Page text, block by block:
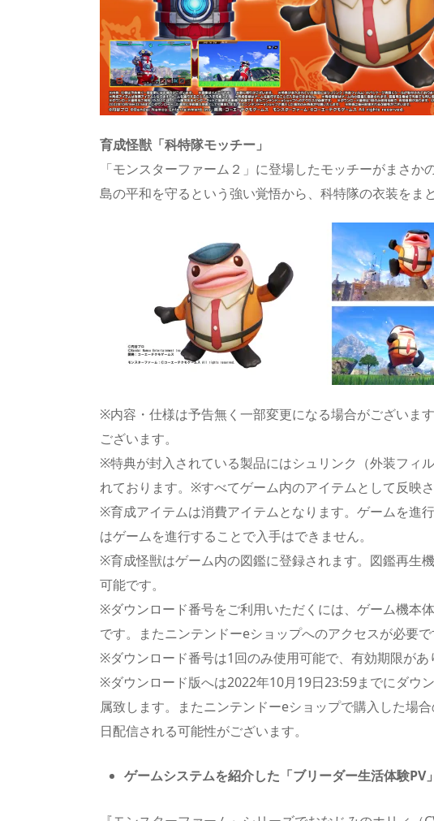
育成怪獣「科特隊モッチー」
「モンスターファーム２」に登場したモッチーがまさか
島の平和を守るという強い覚悟から、科特隊の衣装をま
※内容・仕様は予告無く一部変更になる場合がございま
ございます。
※特典が封入されている製品にはシュリンク（外装フィ
れております。※すべてゲーム内のアイテムとして反映さ
※育成アイテムは消費アイテムとなります。ゲームを進
はゲームを進行することで入手はできません。
※育成怪獣はゲーム内の図鑑に登録されます。図鑑再生
可能です。
※ダウンロード番号をご利用いただくには、ゲーム機本
です。またニンテンドーeショップへのアクセスが必要で
※ダウンロード番号は1回のみ使用可能で、有効期限があ
※ダウンロード版へは2022年10月19日23:59までにダウ
属致します。またニンテンドーeショップで購入した場
日配信される可能性がございます。
ゲームシステムを紹介した「ブリーダー生活体験PV